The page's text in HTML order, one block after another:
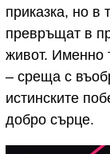
приказка, но в
превръщат в
живот. Именно
– среща с
истинските
добро сърце.